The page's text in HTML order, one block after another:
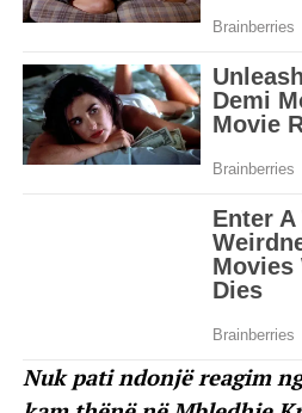
Nuk pati ndonjë reagim